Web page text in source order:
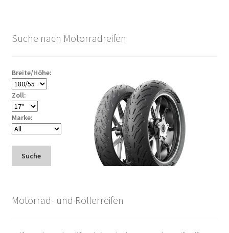
Suche nach Motorradreifen
Breite/Höhe:
Zoll:
Marke:
Suche
Motorrad- und Rollerreifen